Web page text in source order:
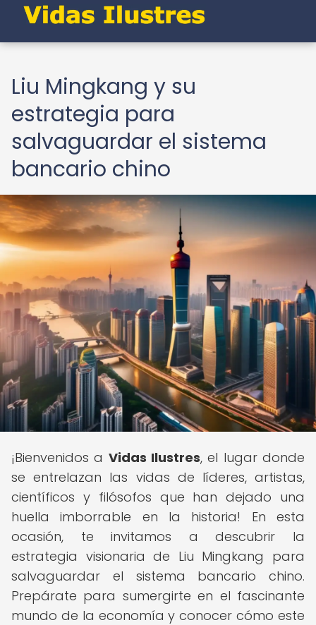
Liu Mingkang y su
estrategia para
salvaguardar el sistema
bancario chino
¡Bienvenidos a Vidas Ilustres, el lugar donde
se entrelazan las vidas de líderes, artistas,
científicos y filósofos que han dejado una
huella imborrable en la historia! En esta
ocasión, te invitamos a descubrir la
estrategia visionaria de Liu Mingkang para
salvaguardar el sistema bancario chino.
Prepárate para sumergirte en el fascinante
mundo de la economía y conocer cómo este